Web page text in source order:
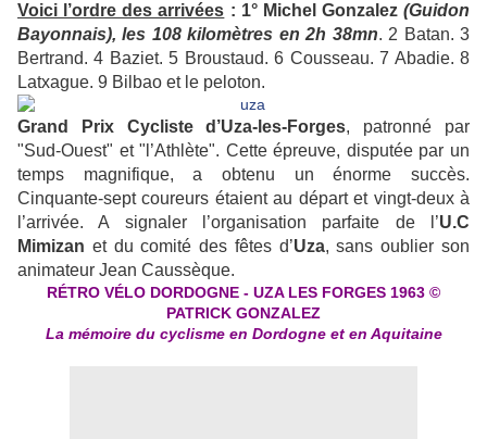
Voici l’ordre des arrivées : 1° Michel Gonzalez (Guidon
Bayonnais), les 108 kilomètres en 2h 38mn. 2 Batan. 3
Bertrand. 4 Baziet. 5 Broustaud. 6 Cousseau. 7 Abadie. 8
Latxague. 9 Bilbao et le peloton.
Grand Prix Cycliste d’Uza-les-Forges, patronné par
"Sud-Ouest" et "l’Athlète". Cette épreuve, disputée par un
temps magnifique, a obtenu un énorme succès.
Cinquante-sept coureurs étaient au départ et vingt-deux à
l’arrivée. A signaler l’organisation parfaite de l’U.C
Mimizan et du comité des fêtes d’Uza, sans oublier son
animateur Jean Caussèque.
RÉTRO VÉLO DORDOGNE - UZA LES FORGES 1963 ©
PATRICK GONZALEZ
La mémoire du cyclisme en Dordogne et en Aquitaine